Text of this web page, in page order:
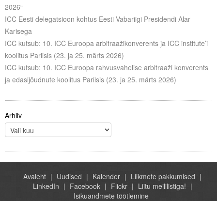
2026“
ICC Eesti delegatsioon kohtus Eesti Vabariigi Presidendi Alar
Karisega
ICC kutsub: 10. ICC Euroopa arbitraažikonverents ja ICC institute’i
koolitus Pariisis (23. ja 25. märts 2026)
ICC kutsub: 10. ICC Euroopa rahvusvahelise arbitraaži konverents
ja edasijõudnute koolitus Pariisis (23. ja 25. märts 2026)
Arhiiv
Avaleht Uudised Kalender
Liikmete pakkumised
LinkedIn
Facebook Flickr
Liitu meililistiga!
Isikuandmete töötlemine